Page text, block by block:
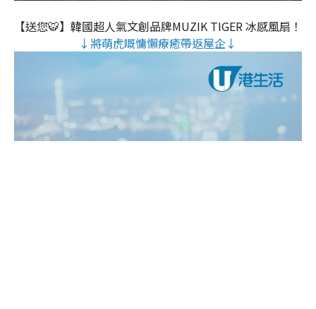
【送您🐯】韓國超人氣文創品牌MUZIK TIGER 冰感風扇！
↓將萌虎嘅慵懶療癒帶返屋企↓